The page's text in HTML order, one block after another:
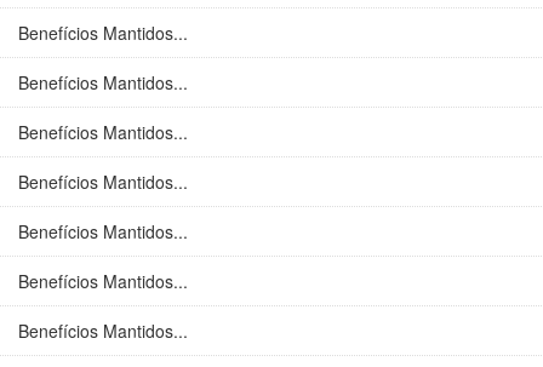
Benefícios Mantidos...
Benefícios Mantidos...
Benefícios Mantidos...
Benefícios Mantidos...
Benefícios Mantidos...
Benefícios Mantidos...
Benefícios Mantidos...